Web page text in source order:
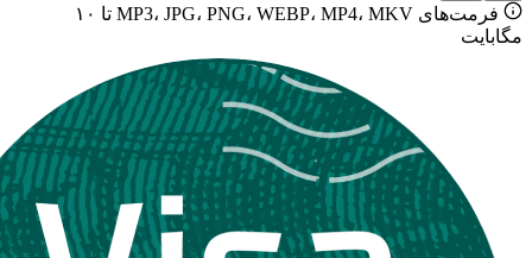
فرمت‌های MP3، JPG، PNG، WEBP، MP4، MKV تا ۱۰